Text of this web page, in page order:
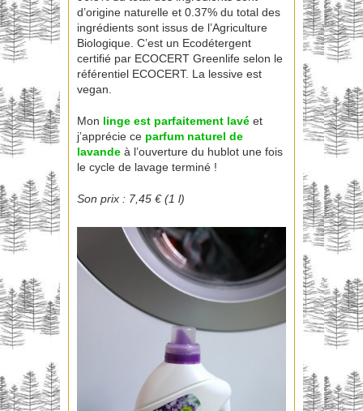
d’origine naturelle et 0.37% du total des
ingrédients sont issus de l’Agriculture
Biologique. C’est un Ecodétergent
certifié par ECOCERT Greenlife selon le
référentiel ECOCERT. La lessive est
vegan.
Mon linge est parfaitement lavé et
j’apprécie ce parfum naturel de
lavande à l’ouverture du hublot une fois
le cycle de lavage terminé !
Son prix : 7,45 € (1 l)